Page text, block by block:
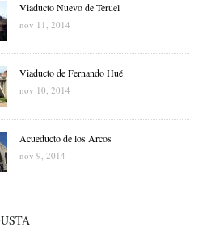
Viaducto Nuevo de Teruel
nov 11, 2014
Viaducto de Fernando Hué
nov 10, 2014
Acueducto de los Arcos
nov 9, 2014